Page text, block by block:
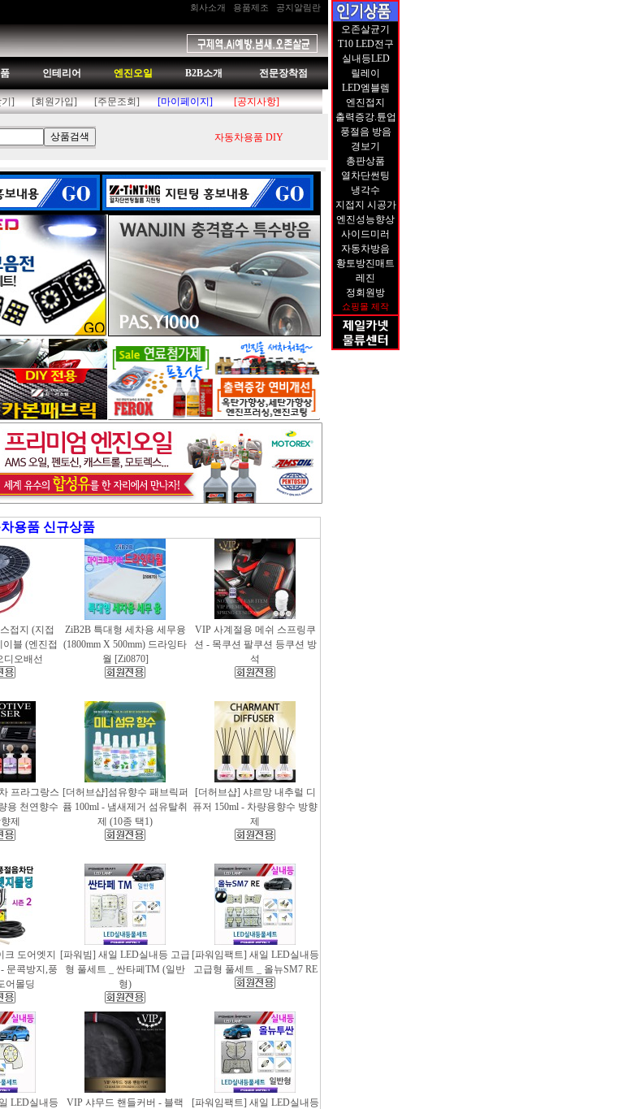
회사소개 용품제조 공지알림란
인테리어 엔진오일 B2B소개 전문장착점
기] [회원가입] [주문조회] [마이페이지] [공지사항]
자동차용품 DIY
용품 신규상품
접지 (지접
이블 (엔진접
디오배선
ZiB2B 특대형 세차용 세무융
(1800mm X 500mm) 드라잉타
월 [Zi0870]
VIP 사계절용 메쉬 스프링쿠
션 - 목쿠션 팔쿠션 등쿠션 방
석
프라그랑스
용 천연향수
제
[더허브샵]섬유향수 패브릭퍼
퓸 100ml - 냄새제거 섬유탈취
제 (10종 택1)
[더허브샵] 샤르망 내추럴 디
퓨저 150ml - 차량용향수 방향
제
크 도어엣지
문콕방지,풍
어몰딩
[파워빔] 새일 LED실내등 고급
형 풀세트 _ 싼타페TM (일반
형)
[파워임팩트] 새일 LED실내등
고급형 풀세트 _ 올뉴SM7 RE
LED실내등
VIP 샤무드 핸들커버 - 블랙
[파워임팩트] 새일 LED실내등
오존살균기
T10 LED전구
실내등LED
릴레이
LED엠블렘
엔진접지
출력증강.튠업
풍절음 방음
경보기
총판상품
열차단썬팅
냉각수
지접지 시공가
엔진성능향상
사이드미러
자동차방음
황토방진매트
레진
정회원방
쇼핑몰 제작